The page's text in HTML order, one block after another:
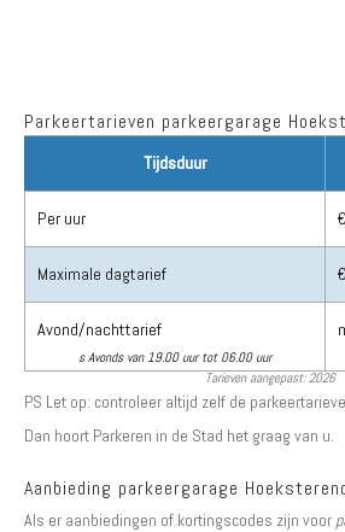
Parkeertarieven parkeergarage
Tijdsduur
Per uur
Maximale dagtarief
Avond/nachttarief
s Avonds van 19.00 uur tot 06.00 uur
Tarieven aangepast: 2026
PS Let op: controleer altijd zelf de
Dan hoort Parkeren in de Stad het graag van u.
Aanbieding parkeergarage
Als er aanbiedingen of kortingscodes zijn voor